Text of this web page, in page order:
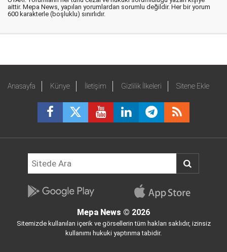
aittir. Mepa News, yapılan yorumlardan sorumlu değildir. Her bir yorum
600 karakterle (boşluklu) sınırlıdır.
Anasayfa Künye İletişim Gizlilik İlkeleri Sitene Ekle
Mepa News © 2026
Sitemizde kullanılan içerik ve görsellerin tüm hakları saklıdır, izinsiz
kullanımı hukuki yaptırıma tabidir.